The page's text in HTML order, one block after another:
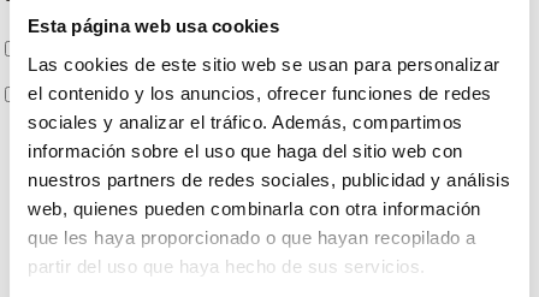
Esta página web usa cookies
Las cookies de este sitio web se usan para personalizar
el contenido y los anuncios, ofrecer funciones de redes
sociales y analizar el tráfico. Además, compartimos
información sobre el uso que haga del sitio web con
nuestros partners de redes sociales, publicidad y análisis
web, quienes pueden combinarla con otra información
que les haya proporcionado o que hayan recopilado a
partir del uso que haya hecho de sus servicios.
con mayor detalle en la Política de Privacidad.
AUTORIZOel envío de comunicaciones comerciales
Información básica en protección de datos:
tratará los datos facilitados con la finalidad de llamarte con la información que necesites. Para obtener
privacidad